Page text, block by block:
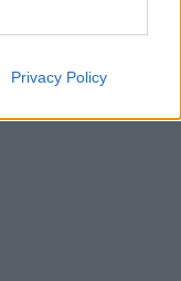
Privacy Policy